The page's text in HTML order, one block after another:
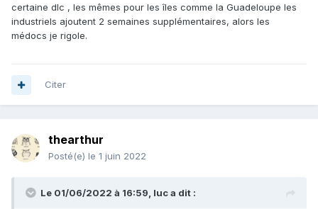
certaine dlc , les mêmes pour les îles comme la Guadeloupe les
industriels ajoutent 2 semaines supplémentaires, alors les
médocs je rigole.
Citer
thearthur
Posté(e) le 1 juin 2022
Le 01/06/2022 à 16:59, luca dit :